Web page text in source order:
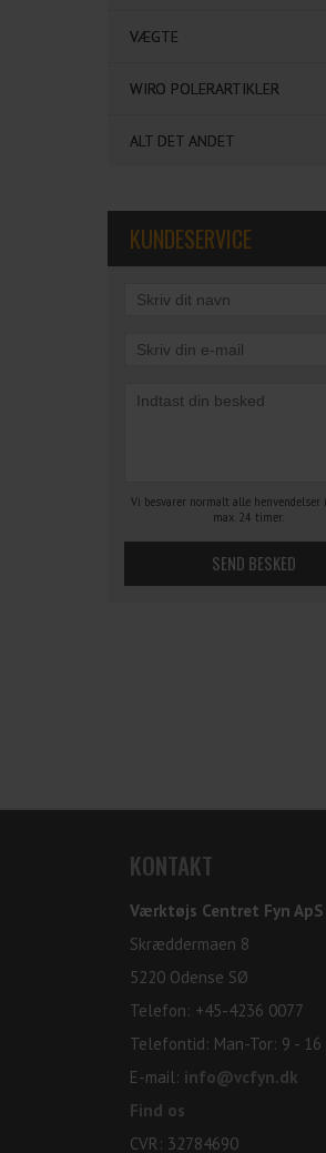
VÆGTE
WIRO POLERARTIKLER
ALT DET ANDET
KUNDESERVICE
Vi besvarer normalt alle henvendelser
max. 24 timer.
KONTAKT
Værktøjs Centret Fyn ApS
Skræddermaen 8
5220 Odense SØ
Telefon: +45-4236 0077
Telefontid: Man-Tor: 9 -
E-mail: info@vcfyn.dk
Find os
CVR: 32784690